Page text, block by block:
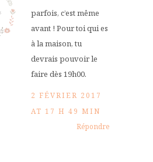
parfois, c’est même
avant ! Pour toi qui es
à la maison, tu
devrais pouvoir le
faire dès 19h00.
2 FÉVRIER 2017
AT 17 H 49 MIN
Répondre